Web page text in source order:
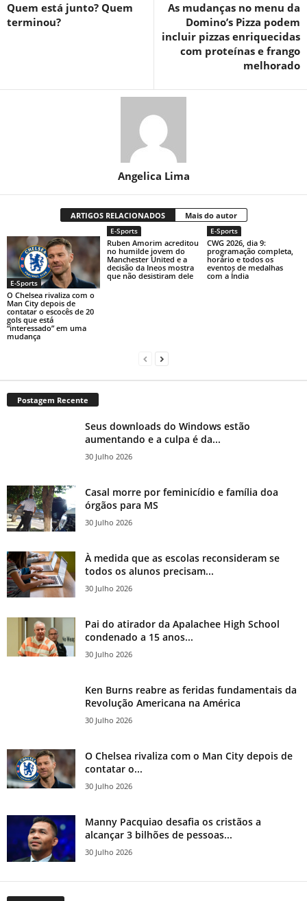
Quem está junto? Quem
terminou?
As mudanças no menu da
Domino’s Pizza podem
incluir pizzas enriquecidas
com proteínas e frango
melhorado
Angelica Lima
ARTIGOS RELACIONADOS Mais do autor
E-Sports
O Chelsea rivaliza com o
Man City depois de
contatar o escocês de 20
gols que está
“interessado” em uma
mudança
E-Sports
Ruben Amorim acreditou
no humilde jovem do
Manchester United e a
decisão da Ineos mostra
que não desistiram dele
E-Sports
CWG 2026, dia 9:
programação completa,
horário e todos os
eventos de medalhas
com a Índia
Postagem Recente
Seus downloads do Windows estão
aumentando e a culpa é da...
30 Julho 2026
Casal morre por feminicídio e família doa
órgãos para MS
30 Julho 2026
À medida que as escolas reconsideram se
todos os alunos precisam...
30 Julho 2026
Pai do atirador da Apalachee High School
condenado a 15 anos...
30 Julho 2026
Ken Burns reabre as feridas fundamentais da
Revolução Americana na América
30 Julho 2026
O Chelsea rivaliza com o Man City depois de
contatar o...
30 Julho 2026
Manny Pacquiao desafia os cristãos a
alcançar 3 bilhões de pessoas...
30 Julho 2026